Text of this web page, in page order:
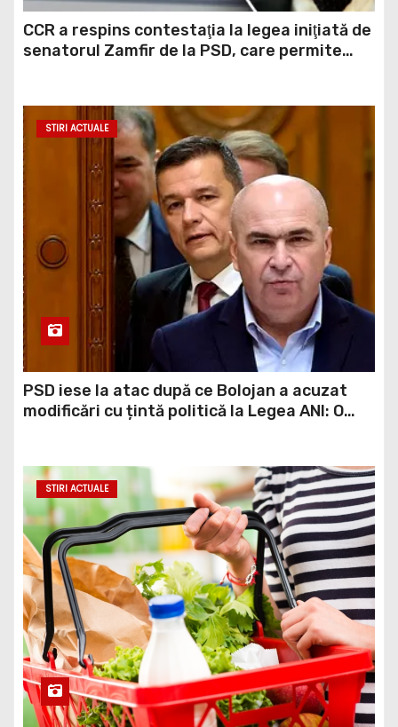
CCR a respins contestaţia la legea iniţiată de
senatorul Zamfir de la PSD, care permite
STIRI ACTUALE
PSD iese la atac după ce Bolojan a acuzat
modificări cu țintă politică la Legea ANI: O
STIRI ACTUALE